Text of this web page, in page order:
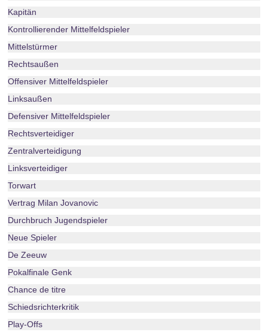
Kapitän
Kontrollierender Mittelfeldspieler
Mittelstürmer
Rechtsaußen
Offensiver Mittelfeldspieler
Linksaußen
Defensiver Mittelfeldspieler
Rechtsverteidiger
Zentralverteidigung
Linksverteidiger
Torwart
Vertrag Milan Jovanovic
Durchbruch Jugendspieler
Neue Spieler
De Zeeuw
Pokalfinale Genk
Chance de titre
Schiedsrichterkritik
Play-Offs